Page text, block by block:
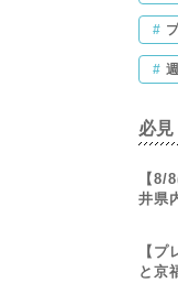
#
#
必見
【8/
井県
【
と京